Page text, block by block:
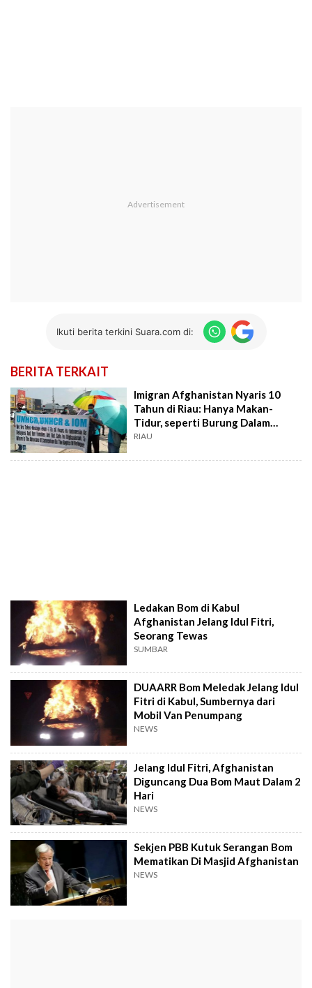
Ikuti berita terkini Suara.com di:
BERITA TERKAIT
Imigran Afghanistan Nyaris 10
Tahun di Riau: Hanya Makan-
Tidur, seperti Burung Dalam
Sangkar
RIAU
Ledakan Bom di Kabul
Afghanistan Jelang Idul Fitri,
Seorang Tewas
SUMBAR
DUAARR Bom Meledak Jelang Idul
Fitri di Kabul, Sumbernya dari
Mobil Van Penumpang
NEWS
Jelang Idul Fitri, Afghanistan
Diguncang Dua Bom Maut Dalam 2
Hari
NEWS
Sekjen PBB Kutuk Serangan Bom
Mematikan Di Masjid Afghanistan
NEWS